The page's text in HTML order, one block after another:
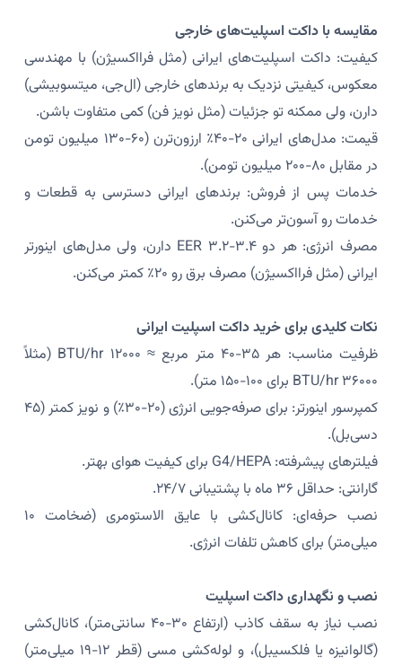
مقایسه با داکت اسپلیت‌های خارجی
کیفیت: داکت اسپلیت‌های ایرانی (مثل فرااکسیژن) با مهندسی
معکوس، کیفیتی نزدیک به برندهای خارجی (ال‌جی، میتسوبیشی)
دارن، ولی ممکنه تو جزئیات (مثل نویز فن) کمی متفاوت باشن.
قیمت: مدل‌های ایرانی ۲۰-۴۰٪ ارزون‌ترن (۶۰-۱۳۰ میلیون تومن
در مقابل ۸۰-۲۰۰ میلیون تومن).
خدمات پس از فروش: برندهای ایرانی دسترسی به قطعات و
خدمات رو آسون‌تر می‌کنن.
مصرف انرژی: هر دو EER ۳.۲-۳.۴ دارن، ولی مدل‌های اینورتر
ایرانی (مثل فرااکسیژن) مصرف برق رو ۲۰٪ کمتر می‌کنن.
نکات کلیدی برای خرید داکت اسپلیت ایرانی
ظرفیت مناسب: هر ۳۵-۴۰ متر مربع ≈ ۱۲۰۰۰ BTU/hr (مثلاً
۳۶۰۰۰ BTU/hr برای ۱۰۰-۱۵۰ متر).
کمپرسور اینورتر: برای صرفه‌جویی انرژی (۲۰-۳۰٪) و نویز کمتر (۴۵
دسی‌بل).
فیلترهای پیشرفته: G4/HEPA برای کیفیت هوای بهتر.
گارانتی: حداقل ۳۶ ماه با پشتیبانی ۲۴/۷.
نصب حرفه‌ای: کانال‌کشی با عایق الاستومری (ضخامت ۱۰
میلی‌متر) برای کاهش تلفات انرژی.
نصب و نگهداری داکت اسپلیت
نصب نیاز به سقف کاذب (ارتفاع ۳۰-۴۰ سانتی‌متر)، کانال‌کشی
(گالوانیزه یا فلکسیبل)، و لوله‌کشی مسی (قطر ۱۲-۱۹ میلی‌متر)